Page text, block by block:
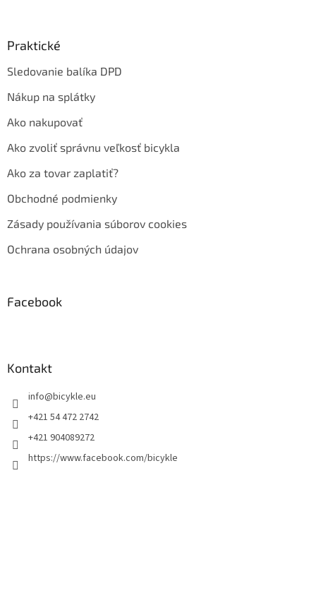
Praktické
Sledovanie balíka DPD
Nákup na splátky
Ako nakupovať
Ako zvoliť správnu veľkosť bicykla
Ako za tovar zaplatiť?
Obchodné podmienky
Zásady používania súborov cookies
Ochrana osobných údajov
Facebook
Kontakt
info@bicykle.eu
+421 54 472 2742
+421 904089272
https://www.facebook.com/bicykle